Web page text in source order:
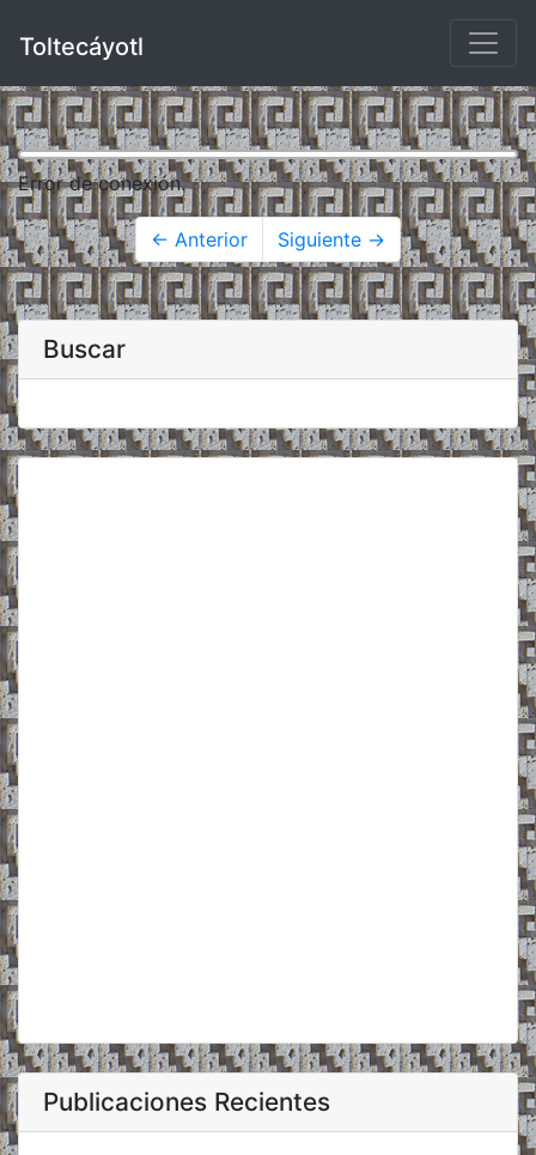
Toltecáyotl
Error de conexión.
← Anterior Siguiente →
Buscar
Publicaciones Recientes